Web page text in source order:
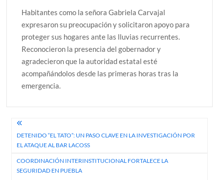
Habitantes como la señora Gabriela Carvajal
expresaron su preocupación y solicitaron apoyo para
proteger sus hogares ante las lluvias recurrentes.
Reconocieron la presencia del gobernador y
agradecieron que la autoridad estatal esté
acompañándolos desde las primeras horas tras la
emergencia.
Navegación
de
entradas
DETENIDO “EL TATO”: UN PASO CLAVE EN LA INVESTIGACIÓN POR
EL ATAQUE AL BAR LACOSS
COORDINACIÓN INTERINSTITUCIONAL FORTALECE LA
SEGURIDAD EN PUEBLA